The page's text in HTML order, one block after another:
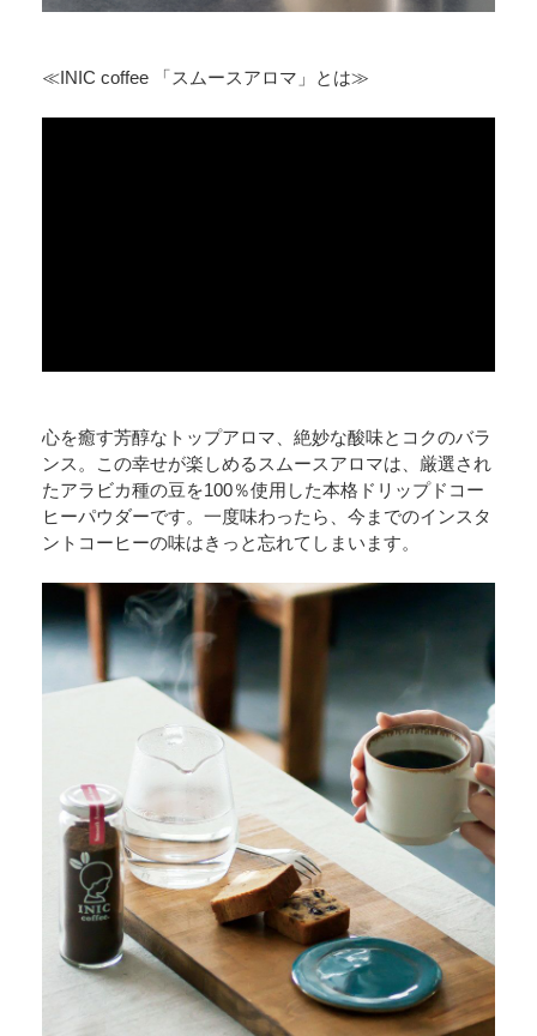
≪INIC coffee 「スムースアロマ」とは≫
心を癒す芳醇なトップアロマ、絶妙な酸味とコクのバラ
ンス。この幸せが楽しめるスムースアロマは、厳選され
たアラビカ種の豆を100％使用した本格ドリップドコー
ヒーパウダーです。一度味わったら、今までのインスタ
ントコーヒーの味はきっと忘れてしまいます。